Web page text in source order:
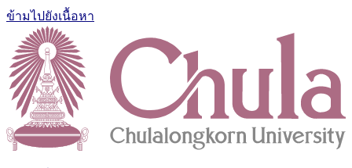
ข้ามไปยังเนื้อหา